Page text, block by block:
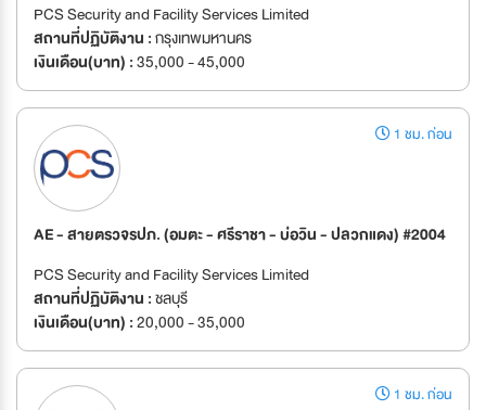
PCS Security and Facility Services Limited
สถานที่ปฏิบัติงาน :กรุงเทพมหานคร
เงินเดือน(บาท) :35,000 - 45,000
1 ชม. ก่อน
AE - สายตรวจรปภ. (อมตะ - ศรีราชา - บ่อวิน - ปลวกแดง) #2004
PCS Security and Facility Services Limited
สถานที่ปฏิบัติงาน :ชลบุรี
เงินเดือน(บาท) :20,000 - 35,000
1 ชม. ก่อน